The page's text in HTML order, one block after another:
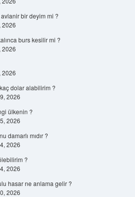
bir deyim mi ?
2026
burs kesilir mi ?
2026
2026
dolar alabilirim ?
2026
ülkenin ?
2026
damarlı mıdır ?
2026
?
2026
hasar ne anlama gelir ?
2026